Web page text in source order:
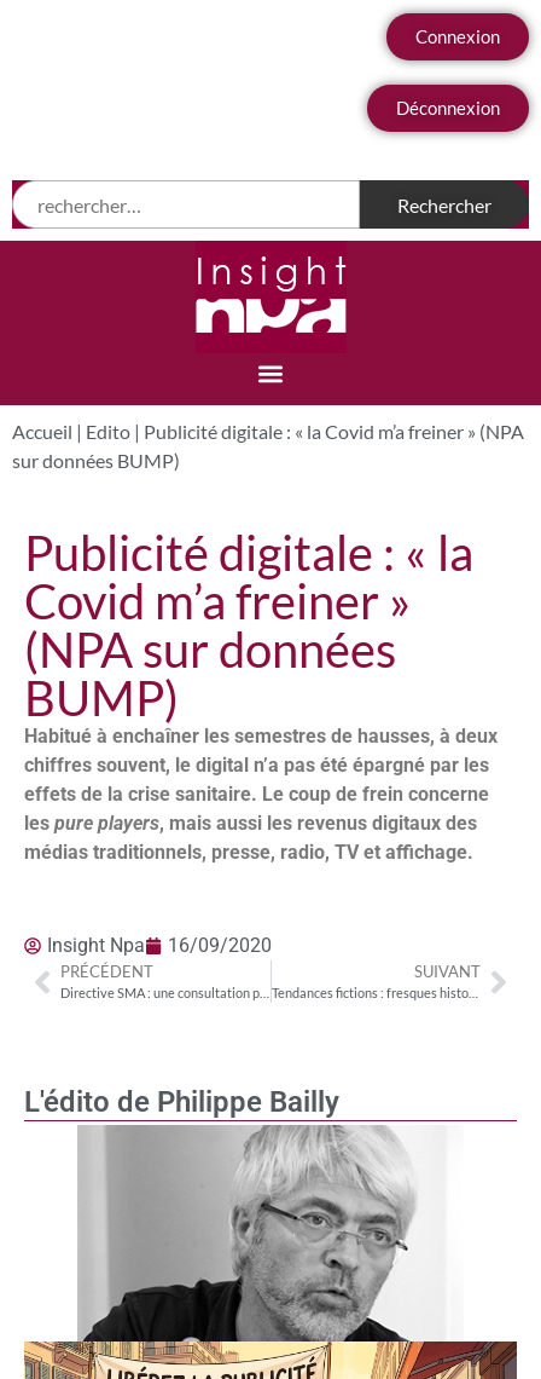
Connexion
Déconnexion
Accueil | Edito | Publicité digitale : « la Covid m’a freiner » (NPA
sur données BUMP)
L'édito de Philippe Bailly
Publicité digitale : « la
Covid m’a freiner »
(NPA sur données
BUMP)
Habitué à enchaîner les semestres de hausses, à deux
chiffres souvent, le digital n’a pas été épargné par les
effets de la crise sanitaire. Le coup de frein concerne
les pure players, mais aussi les revenus digitaux des
médias traditionnels, presse, radio, TV et affichage.
Insight Npa 16/09/2020
PRÉCÉDENT SUIVANT
Tendances fictions : fresques historiques, faits divers et affaires de famille